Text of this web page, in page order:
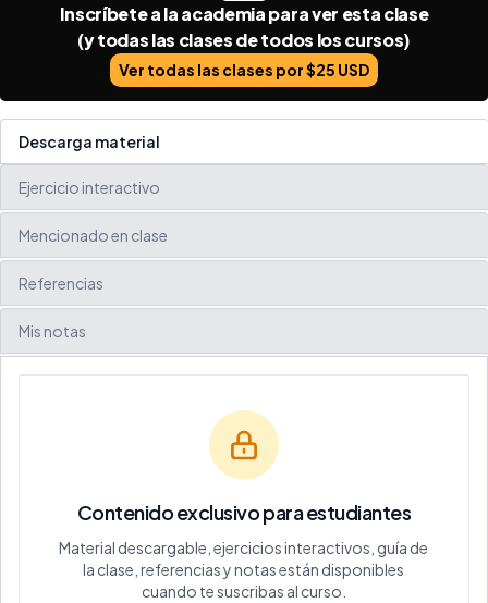
Inscríbete a la academia para ver esta clase
(y todas las clases de todos los cursos)
Ver todas las clases por $25 USD
Descarga material
Ejercicio interactivo
Mencionado en clase
Referencias
Mis notas
Contenido exclusivo para estudiantes
Material descargable, ejercicios interactivos, guía de
la clase, referencias y notas están disponibles
cuando te suscribas al curso.